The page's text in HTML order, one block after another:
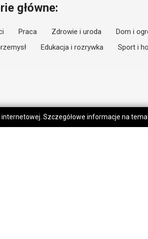
główne:
Praca Zdrowie i uroda Dom i
Edukacja i rozrywka Sport i
Szczegółowe informacje na